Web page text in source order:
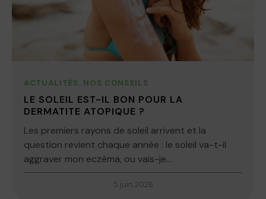
ACTUALITÉS, NOS CONSEILS
LE SOLEIL EST-IL BON POUR LA
DERMATITE ATOPIQUE ?
Les premiers rayons de soleil arrivent et la
question revient chaque année : le soleil va-t-il
aggraver mon eczéma, ou vais-je...
5 juin 2026